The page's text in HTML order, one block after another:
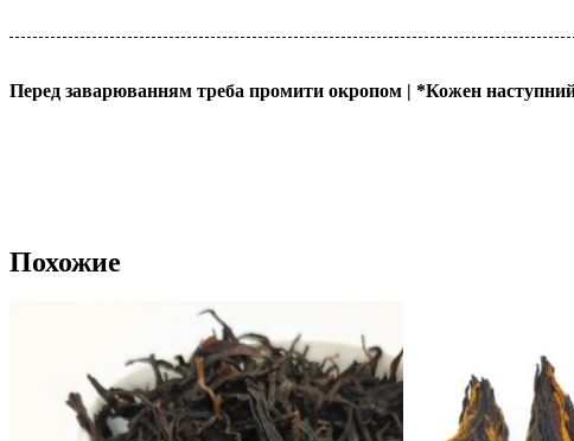
Перед заварюванням треба промити окропом | *Кожен
Похожие